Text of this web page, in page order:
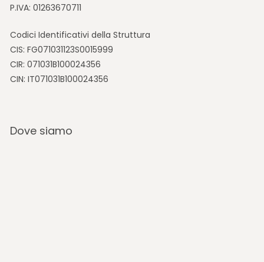
P.IVA: 01263670711
Codici Identificativi della Struttura
CIS: FG071031123S0015999
CIR: 071031B100024356
CIN: IT071031B100024356
Dove siamo